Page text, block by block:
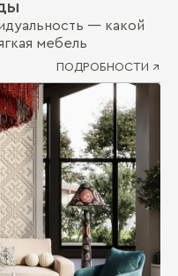
— какой
мебель
ПОДРОБНОСТИ ↗